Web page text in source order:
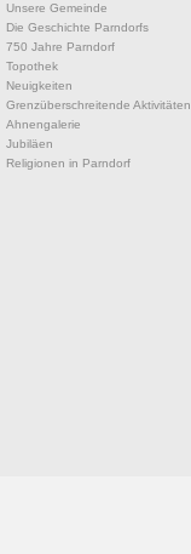
Unsere Gemeinde
Die Geschichte Parndorfs
750 Jahre Parndorf
Topothek
Neuigkeiten
Grenzüberschreitende Aktivitäten
Ahnengalerie
Jubiläen
Religionen in Parndorf